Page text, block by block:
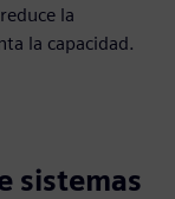
la
la capacidad.
sistemas